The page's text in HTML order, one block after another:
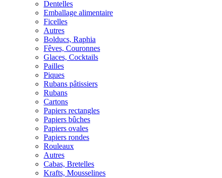
Dentelles
Emballage alimentaire
Ficelles
Autres
Bolducs, Raphia
Fêves, Couronnes
Glaces, Cocktails
Pailles
Piques
Rubans pâtissiers
Rubans
Cartons
Papiers rectangles
Papiers bûches
Papiers ovales
Papiers rondes
Rouleaux
Autres
Cabas, Bretelles
Krafts, Mousselines